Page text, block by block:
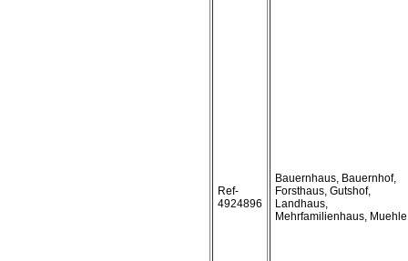
Ref-
4924896
Bauernhaus, Bauernhof,
Forsthaus, Gutshof,
Landhaus,
Mehrfamilienhaus, Muehle